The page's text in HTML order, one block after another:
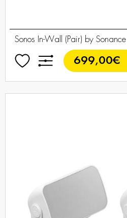
Sonos In-Wall (Pair) by Sonance
699,00€